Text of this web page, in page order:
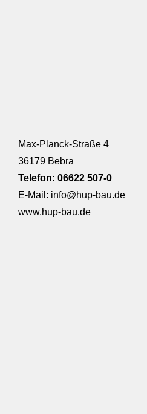
Max-Planck-Straße 4
36179 Bebra
Telefon: 06622 507-0
E-Mail: info@hup-bau.de
www.hup-bau.de